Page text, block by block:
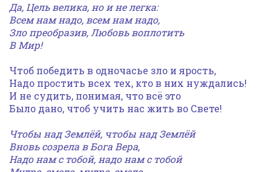
Да, Цель велика, но и не легка:
Всем нам надо, всем нам надо,
Зло преобразив, Любовь воплотить
В Мир!
Чтоб победить в одночасье зло и ярость,
Надо простить всех тех, кто в них нуждались!
И не судить, понимая, что всё это
Было дано, чтоб учить нас жить во Свете!
Чтобы над Землёй, чтобы над Землёй
Вновь созрела в Бога Вера,
Надо нам с тобой, надо нам с тобой